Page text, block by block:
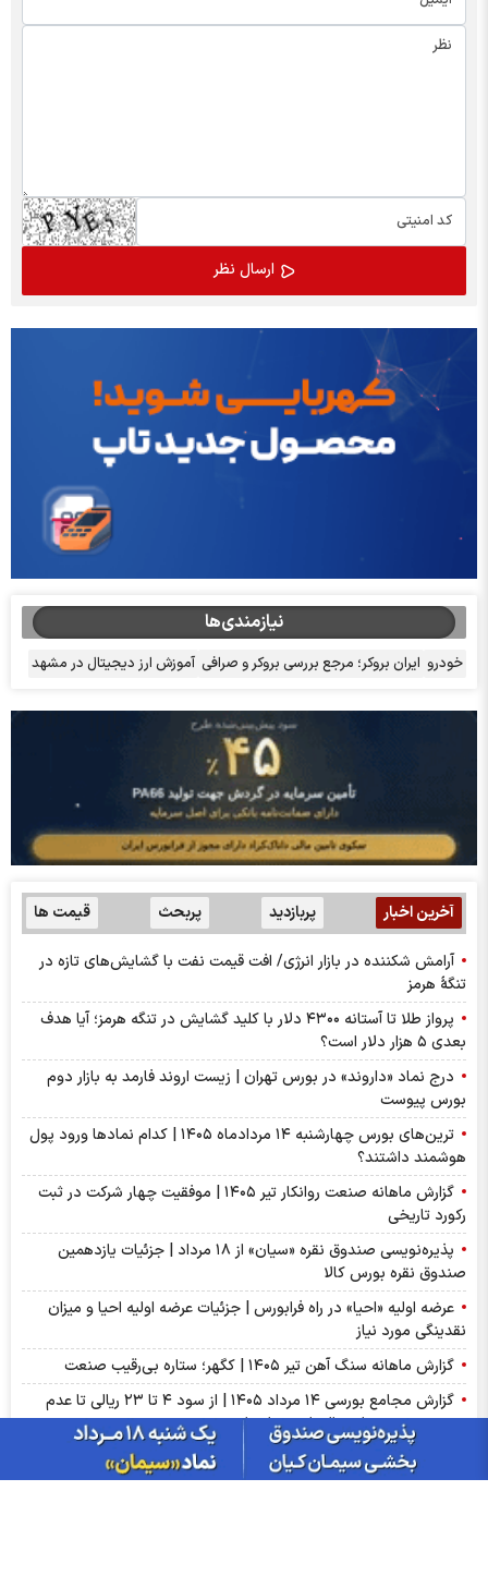
نیازمندی‌ها
خودرو ایران بروکر؛ مرجع بررسی بروکر و صرافی آموزش ارز دیجیتال در مشهد
آخرین اخبار پربازدید پربحث قیمت ها
آرامش شکننده در بازار انرژی/ افت قیمت نفت با گشایش‌های تازه در
تنگۀ هرمز
پرواز طلا تا آستانه ۴۳۰۰ دلار با کلید گشایش در تنگه هرمز؛ آیا هدف
بعدی ۵ هزار دلار است؟
درج نماد «داروند» در بورس تهران | زیست اروند فارمد به بازار دوم
بورس پیوست
ترین‌های بورس چهارشنبه ۱۴ مردادماه ۱۴۰۵ | کدام نماد‌ها ورود پول
هوشمند داشتند؟
گزارش ماهانه صنعت روانکار تیر ۱۴۰۵ | موفقیت چهار شرکت در ثبت
رکورد تاریخی
پذیره‌نویسی صندوق نقره «سیان» از ۱۸ مرداد | جزئیات یازدهمین
صندوق نقره بورس کالا
عرضه اولیه «احیا» در راه فرابورس | جزئیات عرضه اولیه احیا و میزان
نقدینگی مورد نیاز
گزارش ماهانه سنگ آهن تیر ۱۴۰۵ | کگهر؛ ستاره بی‌رقیب صنعت
گزارش مجامع بورسی ۱۴ مرداد ۱۴۰۵ | از سود ۴ تا ۲۳ ریالی تا عدم
تصویب صورت‌های مالی این نماد‌ها
مرداد ماه